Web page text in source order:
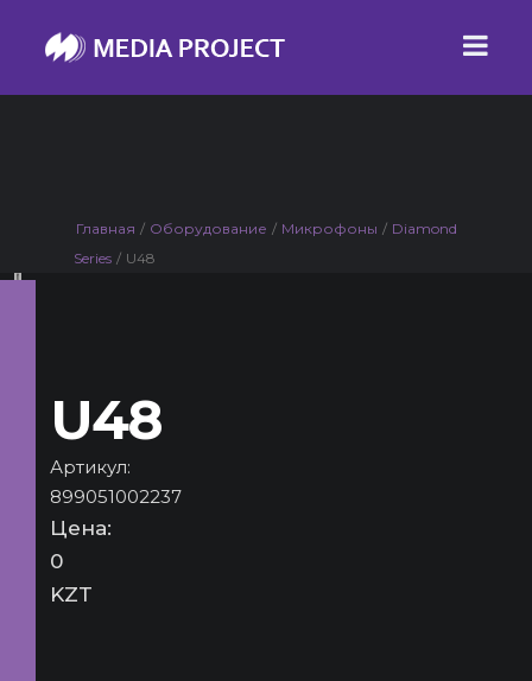
Главная / Оборудование / Микрофоны / Diamond
Series / U48
U48
Артикул:
899051002237
Цена:
0
KZT